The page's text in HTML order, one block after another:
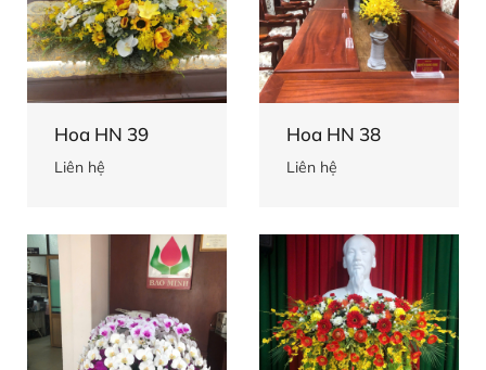
Hoa HN 39
Liên hệ
Hoa HN 38
Liên hệ